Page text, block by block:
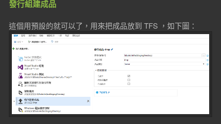
發行組建成品
這個用預設的就可以了，用來把成品放到 TFS ，如下圖：